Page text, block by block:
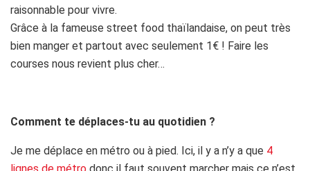
raisonnable pour vivre.
Grâce à la fameuse street food thaïlandaise, on peut très
bien manger et partout avec seulement 1€ ! Faire les
courses nous revient plus cher…
Comment te déplaces-tu au quotidien ?
Je me déplace en métro ou à pied. Ici, il y a n’y a que 4